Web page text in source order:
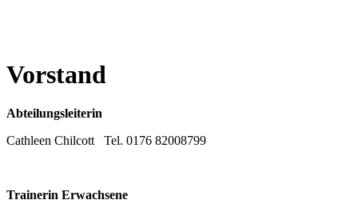
Vorstand
Abteilungsleiterin
Cathleen Chilcott Tel. 0176 82008799
Trainerin Erwachsene